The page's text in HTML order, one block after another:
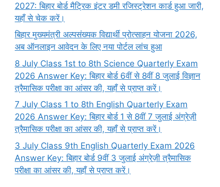
2027: बिहार बोर्ड मैट्रिक इंटर डमी रजिस्ट्रेशन कार्ड हुआ जारी,
यहाँ से चेक करें।
बिहार मुख्यमंत्री अल्पसंख्यक विद्यार्थी प्रोत्साहन योजना 2026,
अब ऑनलाइन आवेदन के लिए नया पोर्टल लांच हुआ
8 July Class 1st to 8th Science Quarterly Exam
2026 Answer Key: बिहार बोर्ड 6वीं से 8वीं 8 जुलाई विज्ञान
त्रैमासिक परीक्षा का आंसर की, यहाँ से प्राप्त करें।
7 July Class 1 to 8th English Quarterly Exam
2026 Answer Key: बिहार बोर्ड 1 से 8वीं 7 जुलाई अंग्रेज़ी
त्रैमासिक परीक्षा का आंसर की, यहाँ से प्राप्त करें।
3 July Class 9th English Quarterly Exam 2026
Answer Key: बिहार बोर्ड 9वीं 3 जुलाई अंग्रेज़ी त्रैमासिक
परीक्षा का आंसर की, यहाँ से प्राप्त करें।